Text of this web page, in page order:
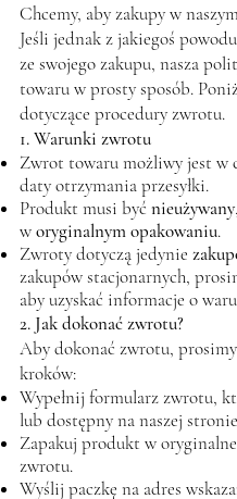
Chcemy, aby zakupy w
Jeśli jednak z jakiegoś
ze swojego zakupu, nasza
towaru w prosty sposób.
dotyczące procedury zwrotu.
1. Warunki zwrotu
Zwrot towaru możliwy jest w
daty otrzymania przesyłki.
Produkt musi być nieużywany,
woryginalnym opakowaniu.
Zwroty dotyczą jedynie
zakupów stacjonarnych,
aby uzyskać informacje o
2. Jak dokonać zwrotu?
Aby dokonać zwrotu,
kroków:
Wypełnij formularz zwrotu,
lub dostępny na naszej
Zapakuj produkt w
zwrotu.
Wyślij paczkę na adres